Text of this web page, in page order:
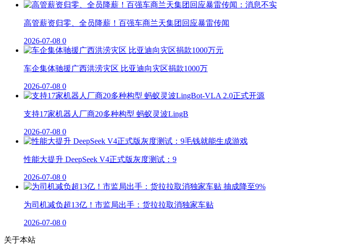
高管薪资归零、全员降薪！百强车商兰天集团回应暴雷传闻
2026-07-08 0
车企集体驰援广西洪涝灾区 比亚迪向灾区捐款1000万
2026-07-08 0
支持17家机器人厂商20多种构型 蚂蚁灵波LingB
2026-07-08 0
性能大提升 DeepSeek V4正式版灰度测试：9
2026-07-08 0
为司机减负超13亿！市监局出手：货拉拉取消独家车贴
2026-07-08 0
关于本站